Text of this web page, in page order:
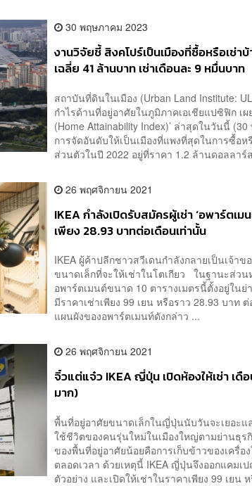
30 พฤษภาคม 2023
งานวิจัยชี้ สิงคโปร์เป็นเมืองที่ซื้อหรือเช่า
เฉลี่ย 41 ล้านบาท เช่าเดือนละ 9 หมื่นบาท
สถาบันที่ดินในเมือง (Urban Land Institute:
กำไรด้านที่อยู่อาศัยในภูมิภาคเอเชียแปซิฟิก เ
(Home Attainability Index)’ ล่าสุดในวันนี้
การจัดอันดับให้เป็นเมืองที่แพงที่สุดในการซื้อ
ส่วนตัวในปี 2022 อยู่ที่ราคา 1.2 ล้านดอลลาร์
26 พฤศจิกายน 2021
IKEA กำลังเปิดรับสมัครผู้เช่า ‘อพาร์ตเม
เพียง 28.93 บาทต่อเดือนเท่านั้น
IKEA ผู้ค้าปลีกชาวสวีเดนกำลังกลายเป็นเจ้า
ขนาดเล็กที่จะให้เช่าในโตเกียว ในฐานะส่วน
อพาร์ตเมนต์ขนาด 10 ตารางเมตรนี้ตั้งอยู่ใน
มีราคาเช่าเพียง 99 เยน หรือราว 28.93 บาท
แผนผังของอพาร์ตเมนท์ดังกล่าว ...
26 พฤศจิกายน 2021
จิ๋วแต่แจ๋ว IKEA ญี่ปุ่น เปิดห้องให้เช่า เดื
มาก)
พื้นที่อยู่อาศัยขนาดเล็กในญี่ปุ่นนับวันจะเยอะแ
ใช้ชีวิตของคนรุ่นใหม่ในเมืองใหญ่ตามย่านธุ
ของพื้นที่อยู่อาศัยน้อยคือการเก็บข้าวของเครื่อ
ตลอดเวลา ด้วยเหตุนี้ IKEA ญี่ปุ่นจึงออกแคมเ
ตัวอย่าง และเปิดให้เช่าในราคาเพียง 99 เยน